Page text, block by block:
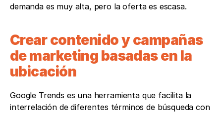
demanda es muy alta, pero la oferta es escasa.
Crear contenido y campañas
de marketing basadas en la
ubicación
Google Trends es una herramienta que facilita la
interrelación de diferentes términos de búsqueda con